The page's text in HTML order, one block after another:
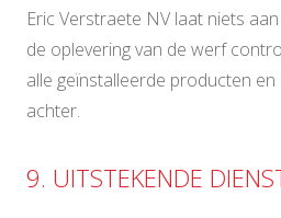
Eric Verstraete NV laat niets
de oplevering van de werf
alle geïnstalleerde producten
achter.
9. UITSTEKENDE